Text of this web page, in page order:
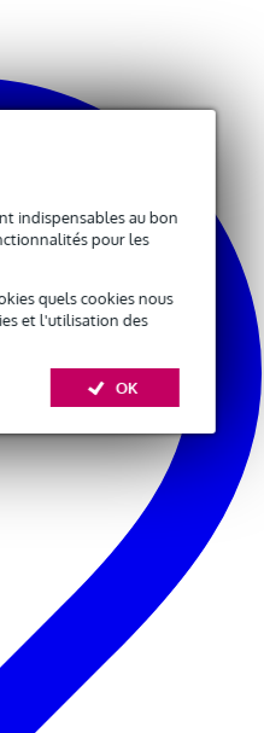
indispensables au bon
pour les
quels cookies nous
et l'utilisation des
OK